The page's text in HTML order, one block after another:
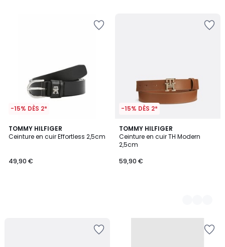
-15% DÈS 2*
TOMMY HILFIGER
Ceinture en cuir Effortless 2,5cm
49,90 €
-15% DÈS 2*
TOMMY HILFIGER
Ceinture en cuir TH Modern
2,5cm
59,90 €
3
Couleurs